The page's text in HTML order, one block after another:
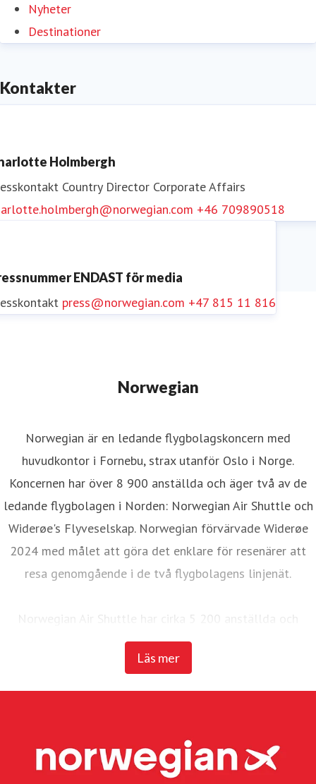
Nyheter
Destinationer
Kontakter
Holmbergh
Country Director Corporate Affairs
+46 709890518
ENDAST för media
press@norwegian.com +47 815 11 816
Norwegian
Läs mer
Norwegian är en ledande flygbolagskoncern med
huvudkontor i Fornebu, strax utanför Oslo i Norge.
Koncernen har över 8 900 anställda och äger två av de
ledande flygbolagen i Norden: Norwegian Air Shuttle och
Widerøe's Flyveselskap. Norwegian förvärvade Widerøe
2024 med målet att göra det enklare för resenärer att
resa genomgående i de två flygbolagens linjenät.
Norwegian Air Shuttle har cirka 5 200 anställda och
erbjuder ett omfattande linjenät som binder samman de
nordiska länderna med ett brett utbud av destinationer i
Widerøe's Flyveselskap, Norges äldsta flygbolag, är